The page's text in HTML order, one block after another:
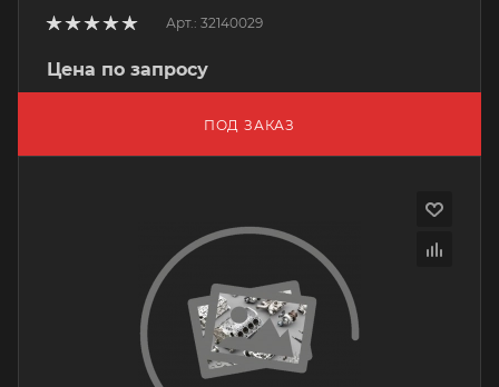
Арт.: 32140029
Цена по запросу
ПОД ЗАКАЗ